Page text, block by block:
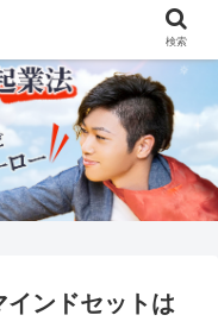
ンドセットは
検索